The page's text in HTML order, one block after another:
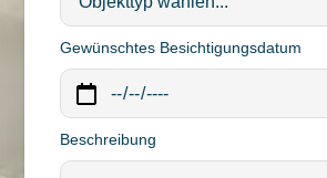
Gewünschtes Besichtigungsdatum
Beschreibung